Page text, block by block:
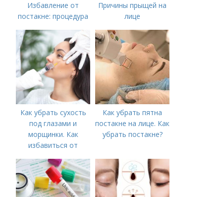
Избавление от
постакне: процедура
Причины прыщей на
лице
Как убрать сухость
под глазами и
морщинки. Как
избавиться от
косметологические
процедуры
Как убрать пятна
постакне на лице. Как
убрать постакне?